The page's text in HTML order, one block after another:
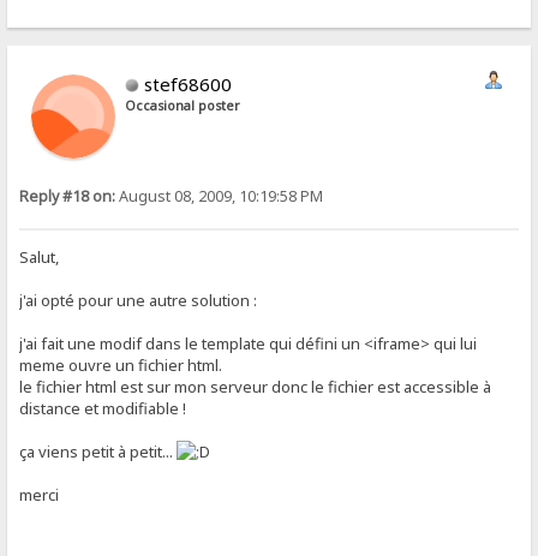
stef68600
Occasional poster
Reply #18 on:August 08, 2009, 10:19:58 PM
Salut,
j'ai opté pour une autre solution :
j'ai fait une modif dans le template qui défini un <iframe> qui lui
meme ouvre un fichier html.
le fichier html est sur mon serveur donc le fichier est accessible à
distance et modifiable !
ça viens petit à petit...
merci